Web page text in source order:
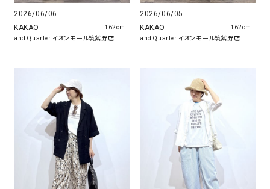
2026/06/06
KAKAO
and Quarter イオンモール筑紫野店
162cm
2026/06/05
KAKAO
and Quarter イオンモール筑紫野店
162cm